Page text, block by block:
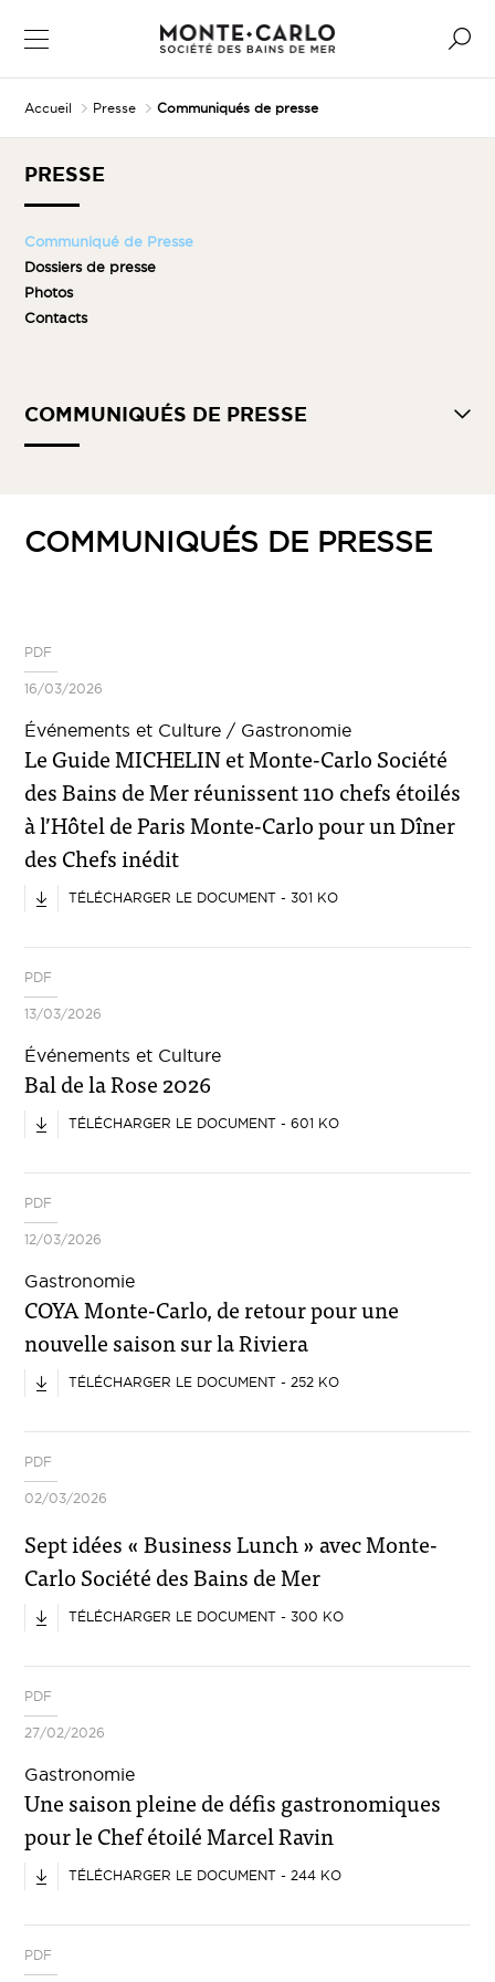
Accueil Presse Communiqués de presse
COMMUNIQUÉS DE PRESSE
PDF
16/03/2026
Événements et Culture / Gastronomie
Le Guide MICHELIN et Monte-Carlo Société
des Bains de Mer réunissent 110 chefs étoilés
à l’Hôtel de Paris Monte-Carlo pour un Dîner
des Chefs inédit
TÉLÉCHARGER LE DOCUMENT - 301 KO
PDF
13/03/2026
Événements et Culture
Bal de la Rose 2026
TÉLÉCHARGER LE DOCUMENT - 601 KO
PDF
12/03/2026
Gastronomie
COYA Monte-Carlo, de retour pour une
nouvelle saison sur la Riviera
TÉLÉCHARGER LE DOCUMENT - 252 KO
PDF
02/03/2026
Sept idées « Business Lunch » avec Monte-
Carlo Société des Bains de Mer
TÉLÉCHARGER LE DOCUMENT - 300 KO
PDF
27/02/2026
Gastronomie
Une saison pleine de défis gastronomiques
pour le Chef étoilé Marcel Ravin
TÉLÉCHARGER LE DOCUMENT - 244 KO
PDF
PRESSE
Communiqué de Presse
Dossiers de presse
Photos
Contacts
COMMUNIQUÉS DE PRESSE